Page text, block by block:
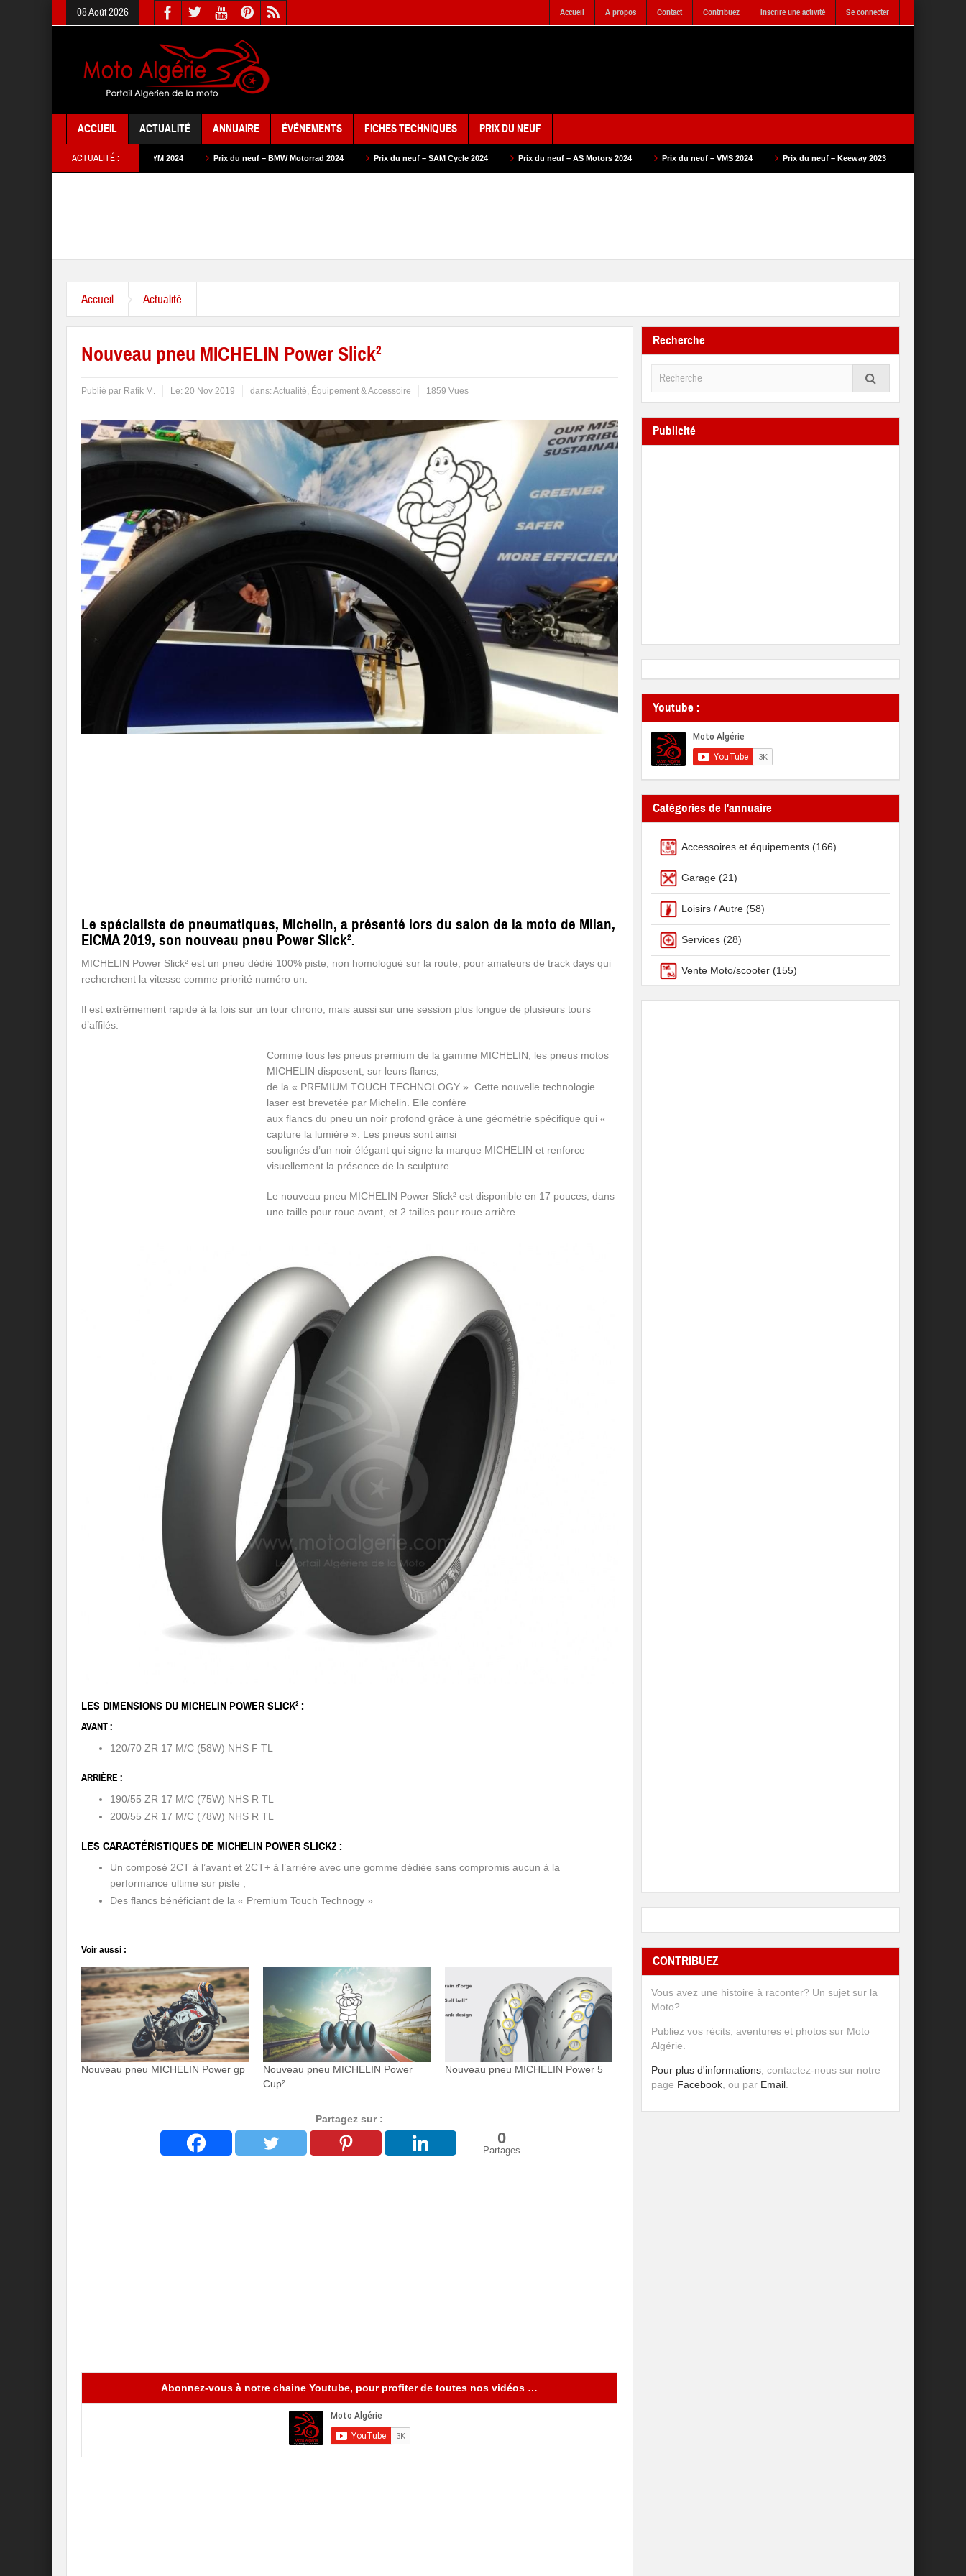
08 Août 2026 Accueil A propos Contact Contribuez Inscrire une activité Se connecter
ACCUEIL ACTUALITÉ ANNUAIRE ÉVÉNEMENTS FICHES TECHNIQUES PRIX DU NEUF
ACTUALITÉ :
Prix du neuf – SYM 2024 Prix du neuf – BMW Motorrad 2024 Prix du neuf – SAM Cycle 2024 Prix du neuf – AS Motors 2024 Prix du neuf – VMS 2024 Prix du neuf – Keeway 2023 Prix du neuf – SAM Cycle 2023
Accueil Actualité
Nouveau pneu MICHELIN Power Slick²
Publié par Rafik M. Le: 20 Nov 2019 dans:Actualité, Équipement & Accessoire 1859 Vues
Le spécialiste de pneumatiques, Michelin, a présenté lors du salon de la moto de Milan,
EICMA 2019, son nouveau pneu Power Slick².
MICHELIN Power Slick² est un pneu dédié 100% piste, non homologué sur la route, pour amateurs de track days qui
recherchent la vitesse comme priorité numéro un.
Il est extrêmement rapide à la fois sur un tour chrono, mais aussi sur une session plus longue de plusieurs tours
d’affilés.
Comme tous les pneus premium de la gamme MICHELIN, les pneus motos
MICHELIN disposent, sur leurs flancs,
de la « PREMIUM TOUCH TECHNOLOGY ». Cette nouvelle technologie
laser est brevetée par Michelin. Elle confère
aux flancs du pneu un noir profond grâce à une géométrie spécifique qui «
capture la lumière ». Les pneus sont ainsi
soulignés d’un noir élégant qui signe la marque MICHELIN et renforce
visuellement la présence de la sculpture.
Le nouveau pneu MICHELIN Power Slick² est disponible en 17 pouces, dans
une taille pour roue avant, et 2 tailles pour roue arrière.
LES DIMENSIONS DU MICHELIN POWER SLICK² :
AVANT :
120/70 ZR 17 M/C (58W) NHS F TL
ARRIÈRE :
190/55 ZR 17 M/C (75W) NHS R TL
200/55 ZR 17 M/C (78W) NHS R TL
LES CARACTÉRISTIQUES DE MICHELIN POWER SLICK2 :
Un composé 2CT à l’avant et 2CT+ à l’arrière avec une gomme dédiée sans compromis aucun à la
performance ultime sur piste ;
Des flancs bénéficiant de la « Premium Touch Technogy »
Voir aussi :
Nouveau pneu MICHELIN Power gp
Nouveau pneu MICHELIN Power
Cup²
Nouveau pneu MICHELIN Power 5
Partagez sur :
0
Partages
Abonnez-vous à notre chaine Youtube, pour profiter de toutes nos vidéos …
Recherche
Publicité
Youtube :
Catégories de l'annuaire
Accessoires et équipements (166)
Garage (21)
Loisirs / Autre (58)
Services (28)
Vente Moto/scooter (155)
CONTRIBUEZ
Vous avez une histoire à raconter? Un sujet sur la
Moto?
Publiez vos récits, aventures et photos sur Moto
Algérie.
Pour plus d'informations , contactez-nous sur notre
page Facebook , ou par Email